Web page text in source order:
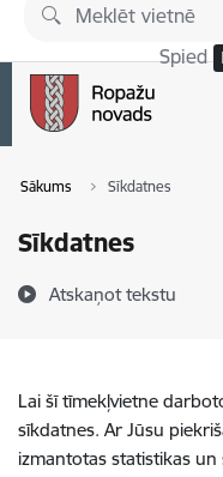
Pāriet uz lapas saturu
Spied
Sākums Sīkdatnes
Sīkdatnes
Atskaņot tekstu
Lai šī tīmekļvietne
sīkdatnes. Ar Jūsu
izmantotas statistikas